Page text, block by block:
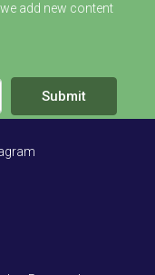
add new content
Submit